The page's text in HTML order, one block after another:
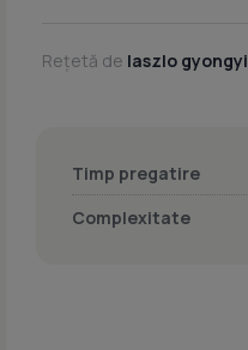
Rețetă de laszlo gyongyi
Timp pregatire
Complexitate